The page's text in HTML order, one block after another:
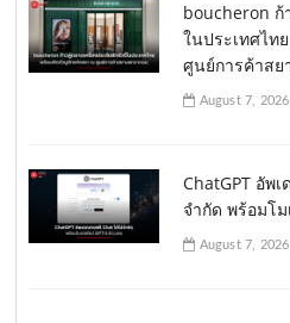
boucheron ก้
ในประเทศไท
ศูนย์การค้าสย
August 7, 2026
ChatGPT อัพ
จำกัด พร้อมโม
August 7, 2026